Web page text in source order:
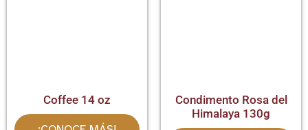
Coffee 14 oz
Condimento Rosa del
Himalaya 130g